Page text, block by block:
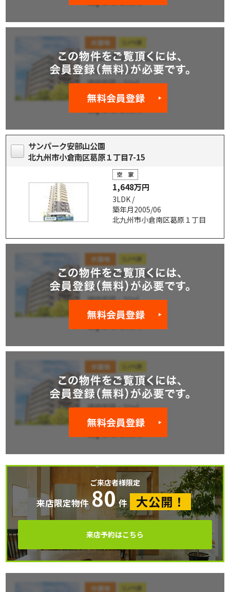
サンパーク安部山公園
北九州市小倉南区葛原１丁目7-15
1,648万円
3LDK /
築年月2005/06
北九州市小倉南区葛原１丁目
ご来店者様限定
来店限定物件 80 件 大公開！
来店予約はこちら